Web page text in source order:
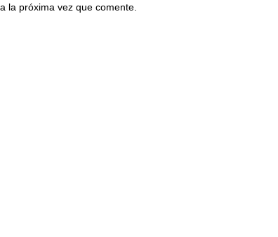
la próxima vez que comente.